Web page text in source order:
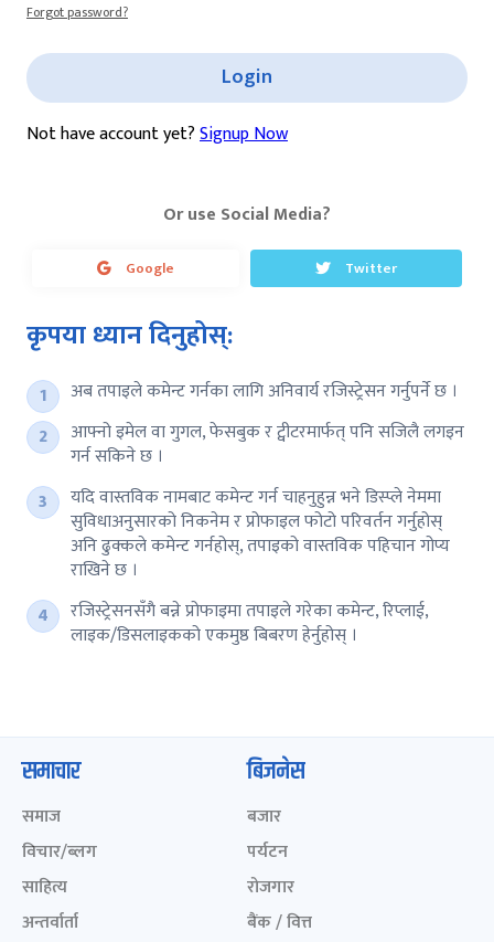
Forgot password?
Login
Not have account yet?Signup Now
Or use Social Media?
Google Twitter
कृपया ध्यान दिनुहोस्:
अब तपाइले कमेन्ट गर्नका लागि अनिवार्य रजिस्ट्रेसन गर्नुपर्ने छ ।
आफ्नो इमेल वा गुगल, फेसबुक र ट्वीटरमार्फत् पनि सजिलै लगइन
गर्न सकिने छ ।
यदि वास्तविक नामबाट कमेन्ट गर्न चाहनुहुन्न भने डिस्प्ले नेममा
सुविधाअनुसारको निकनेम र प्रोफाइल फोटो परिवर्तन गर्नुहोस्
अनि ढुक्कले कमेन्ट गर्नहोस्, तपाइको वास्तविक पहिचान गोप्य
राखिने छ ।
रजिस्ट्रेसनसँगै बन्ने प्रोफाइमा तपाइले गरेका कमेन्ट, रिप्लाई,
लाइक/डिसलाइकको एकमुष्ठ बिबरण हेर्नुहोस् ।
समाचार
समाज
विचार/ब्लग
साहित्य
अन्तर्वार्ता
बिजनेस
बजार
पर्यटन
रोजगार
बैंक / वित्त